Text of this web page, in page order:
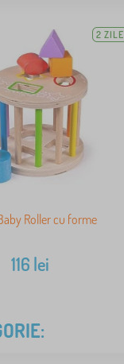
2 ZILE
Roller cu forme
116 lei